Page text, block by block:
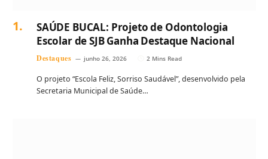
SAÚDE BUCAL: Projeto de Odontologia
Escolar de SJB Ganha Destaque Nacional
Destaques junho 26, 2026 2 Mins Read
O projeto “Escola Feliz, Sorriso Saudável”, desenvolvido pela
Secretaria Municipal de Saúde…